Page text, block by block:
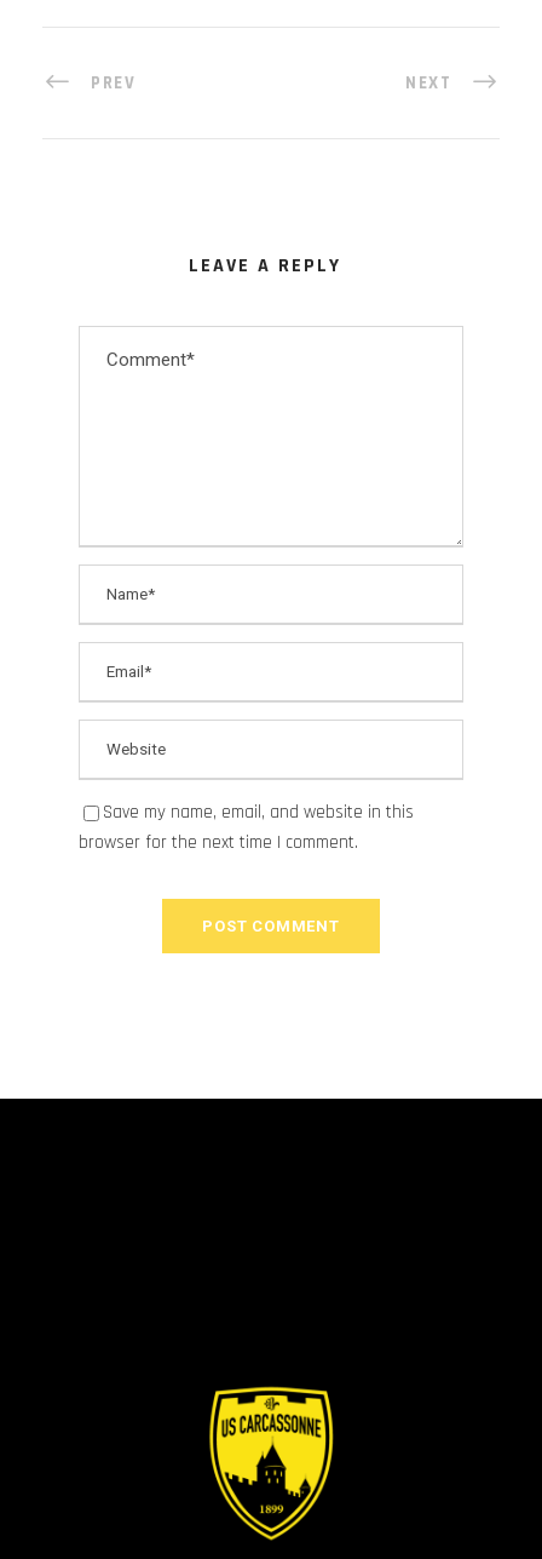
PREV NEXT
LEAVE A REPLY
Save my name, email, and website in this
browser for the next time I comment.